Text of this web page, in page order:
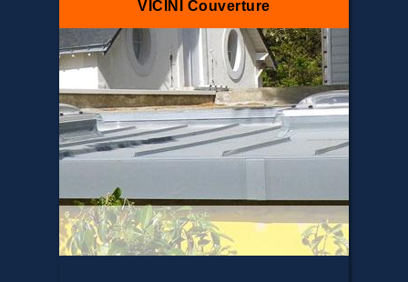
VICINI Couverture